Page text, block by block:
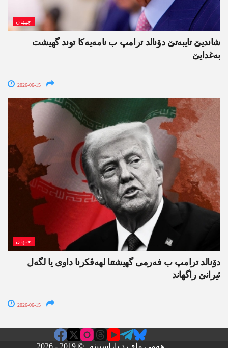
جیھان
شاندیێ تایبەتێ دۆنالد ترامپ ب نامەیەکا توند گھیشت
بەغدایێ
2026-06-15
جیھان
دۆنالد ترامپ ب فەرمی گھیشتنا لھەڤکرنا داوی یا لگەل
ئیرانێ راگھاند
2026-06-15